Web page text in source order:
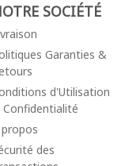
SOCIÉTÉ
Garanties &
d'Utilisation
des